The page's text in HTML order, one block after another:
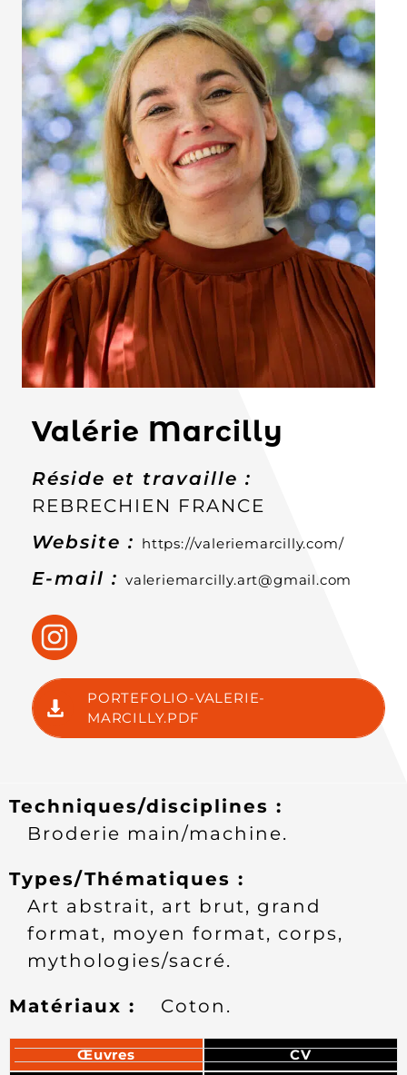
Valérie Marcilly
Réside et travaille :
REBRECHIEN FRANCE
Website : https://valeriemarcilly.com/
E-mail : valeriemarcilly.art@gmail.com
PORTEFOLIO-VALERIE-
MARCILLY.PDF
Techniques/disciplines :
broderie main/machine.
Types/Thématiques :
art abstrait, art brut, grand
format, moyen format, corps,
mythologies/sacré.
Matériaux : coton.
Œuvres
CV